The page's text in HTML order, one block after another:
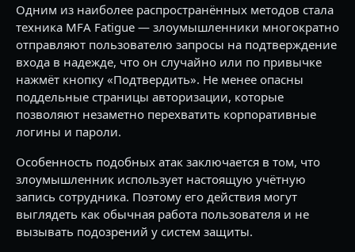
Одним из наиболее распространённых методов стала
техника MFA Fatigue — злоумышленники многократно
отправляют пользователю запросы на подтверждение
входа в надежде, что он случайно или по привычке
нажмёт кнопку «Подтвердить». Не менее опасны
поддельные страницы авторизации, которые
позволяют незаметно перехватить корпоративные
логины и пароли.
Особенность подобных атак заключается в том, что
злоумышленник использует настоящую учётную
запись сотрудника. Поэтому его действия могут
выглядеть как обычная работа пользователя и не
вызывать подозрений у систем защиты.